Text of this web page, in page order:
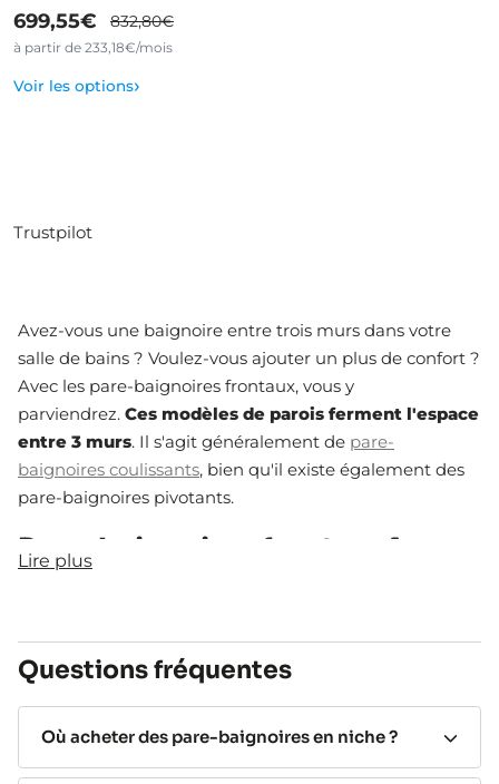
699,55€ 832,80€
à partir de 233,18€/mois
Voir les options›
Trustpilot
Avez-vous une baignoire entre trois murs dans votre
salle de bains ? Voulez-vous ajouter un plus de confort ?
Avec les pare-baignoires frontaux, vous y
parviendrez. Ces modèles de parois ferment l'espace
entre 3 murs. Il s'agit généralement de pare-
baignoires coulissants, bien qu'il existe également des
pare-baignoires pivotants.
Pare-baignoires frontaux les
1 panneau fixe + 1 coulissant qui vous assurent
sanitaires à l'un des côtés.
Lire plus
Questions fréquentes
Où acheter des pare-baignoires en niche ?